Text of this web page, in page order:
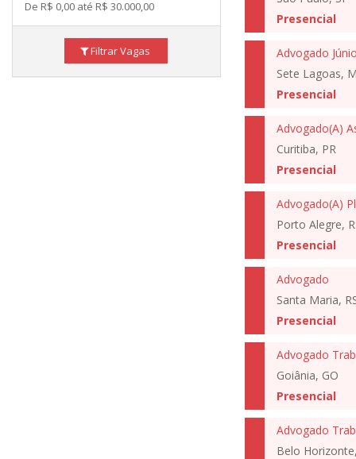
De R$ 0,00 até R$ 30.000,00
Filtrar Vagas
Presencial
Advogado
Sete Lagoas,
Presencial
Curitiba, PR
Presencial
Advogado(A)
Porto Alegre,
Presencial
Advogado
Santa Maria,
Presencial
Advogado
Goiânia, GO
Presencial
Advogado
Belo